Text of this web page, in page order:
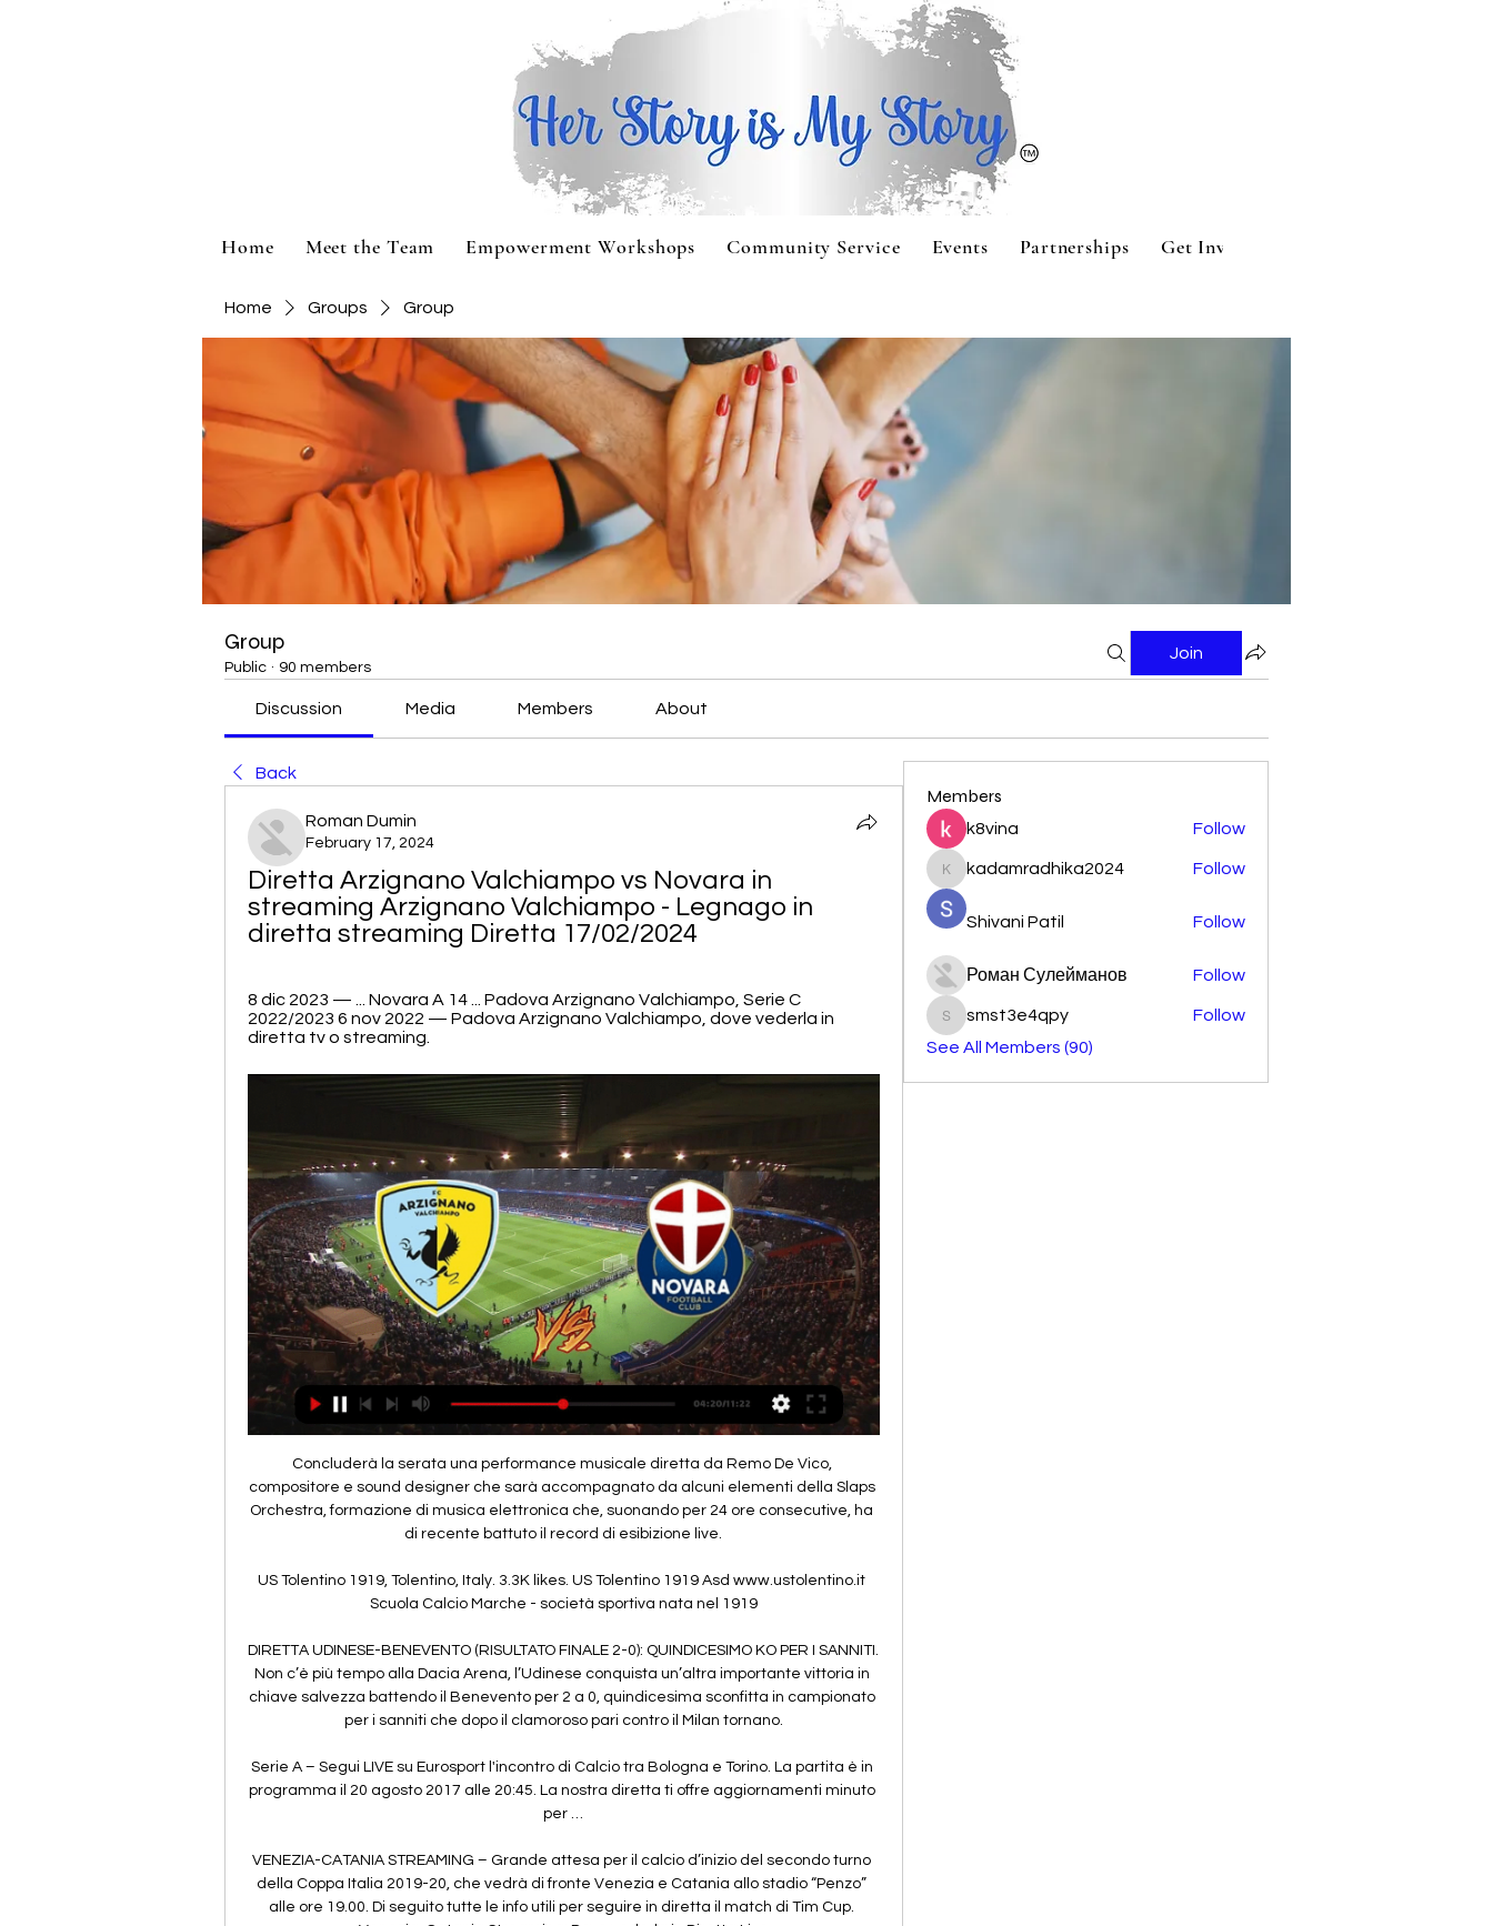
Home Meet the Team Empowerment Workshops Community Service Events Partnerships Get Involved
Home Groups Group
Group
Public · 90 members
Join
Discussion Media Members About
Back
Roman Dumin
February 17, 2024
Diretta Arzignano Valchiampo vs Novara in
streaming Arzignano Valchiampo - Legnago in
diretta streaming Diretta 17/02/2024
8 dic 2023 — ... Novara A 14 ... Padova Arzignano Valchiampo, Serie C
2022/2023 6 nov 2022 — Padova Arzignano Valchiampo, dove vederla in
diretta tv o streaming.
Concluderà la serata una performance musicale diretta da Remo De Vico, compositore e sound designer che sarà accompagnato da alcuni elementi della Slaps Orchestra, formazione di musica elettronica che, suonando per 24 ore consecutive, ha di recente battuto il record di esibizione live.

US Tolentino 1919, Tolentino, Italy. 3.3K likes. US Tolentino 1919 Asd www.ustolentino.it Scuola Calcio Marche - società sportiva nata nel 1919

DIRETTA UDINESE-BENEVENTO (RISULTATO FINALE 2-0): QUINDICESIMO KO PER I SANNITI. Non c’è più tempo alla Dacia Arena, l’Udinese conquista un’altra importante vittoria in chiave salvezza battendo il Benevento per 2 a 0, quindicesima sconfitta in campionato per i sanniti che dopo il clamoroso pari contro il Milan tornano.

Serie A – Segui LIVE su Eurosport l'incontro di Calcio tra Bologna e Torino. La partita è in programma il 20 agosto 2017 alle 20:45. La nostra diretta ti offre aggiornamenti minuto per …

VENEZIA-CATANIA STREAMING – Grande attesa per il calcio d’inizio del secondo turno della Coppa Italia 2019-20, che vedrà di fronte Venezia e Catania allo stadio “Penzo” alle ore 19.00. Di seguito tutte le info utili per seguire in diretta il match di Tim Cup. Venezia-Catania Streaming: Dove vederla in Diretta Live

Agriturismo Lazio: 166 offerte nei migliori agriturismi in Lazio. Migliaia di recensioni e foto per la tua vacanza. Prenota e risparmia con Agriturismi.it

L'imposizione reale è uno degli strumenti attraverso i quali i detentori della libertas comunale contrastano, ο tentano di contrastare, il potere feudale.. né di quelli risiedenti nell'area murata né di quelli stanziati nei borghi.. L'IMPOSIZIONE DIRETTA NEI COMUNI DELL'ITALIA CENTRALE.

LIVE Empoli-Sassuolo: le formazioni ufficiali. I due tecnici hanno diramato le formazioni ufficiali di Sassuolo-Empoli. De Zerbi si affida ancora alla coppia Peluso-Magnani in difesa, mentre in attacco inediti i due esterni: Brignola e Boga. Va dunque in panchina Berardi. Si rivede invece Duncan, che ha saltato la Juventus per squalifica.

Archos 35 Titanium. Sito dove troverete tutti i tipi di Smartphone, smartwatch, tablet, pc ultimo modello e molto altro. RICERCA GOOGLE : Archos 35 Titanium. Smartphone con il sistema operativo Android, porta dual SIM, il processore dual core, schermo da 3,5 pollici, …

Diretta Gol Serie A live streaming, ecco come vederla. Diretta Gol, verrà trasmessa in diretta sul canale 251 della piattaforma Sky. Sarà dunque possibile seguire tutte le azioni di 5 delle 6 partite delle ore 15.00 (ad eccezione di Udinese-Frosinone che verrà proposta da DAZN), e delle 2 partite delle 18.00.

Arzignano Valchiampo vs Novara Calcio diretta online 17 tra 1 giorno — Guarda la trasmissione in diretta online della partita Arzignano Valchiampo vs Novara Calcio 17 febbraio 2024 15:15 gratis su Scores24.live!

LR Vicenza vs Lecco | Serie C LR Vicenza vs Lecco | Serie C ; FC Arzignano Valchiampo logo FC Arzignano Valchiampo. 53. 38131411 ; Novara logo Novara. 52. 3815716 ; Novara logo Novara. 52. 3815 ...

Supercoppa, ritorno al futuro: Tre Penne-Tre Fiori vale il trofeo. Supercoppa 2019 | Tre Penne-Tre Fiori (sabato 14 settembre 2019 | Acquaviva, ore 20:30) DIRETTA FACEBOOK sull’account ufficiale della Federcalcio di San Marino. Da qualche tempo il confronto tra Tre Penne e Tre Fiori non metteva in palio trofei, nonostante diversi interpreti.

L’Italia non ha raggiunto le semifinali, sconfitta dalla Lituania dopo un overtime, ma oggi continua la sua avventura ad Eurobasket 2015, in Italia-Repubblica Ceca ci si gioca l’accesso al torneo pre-olimpico per Rio 2016. orario d’inizio alle 18:30, diretta tv streaming Sky.

LIVE Hvidovre vs F. Amager La diretta streaming di Hvidovre vs F. Amager non è ancora disponibile ma verrà inserita qui sotto nel momento in cui sarà pubblicata sul web. N.B. Se hai problemi di visualizzazione clicca qui Intanto qui sotto puoi trovare il live match di Hvidovre vs F. Amager. Ti ricordiamo che la partita avrà inizio alle ore.

II Settore Squadre Nazionali 3x3, in occasione del raduno che si svolgerà a Debrecen (Ungheria) dal 28 agosto al 30 agosto 2018, e della partecipazione ai Tornei maschile e femminile della FIBA 3x3 Europe Cup

Al momento dell'acquisizione, il club era primo in vetta al girone B di Serie C, poi sono arrivati i pareggi per 1-1 con Sambenedettese e Triestina e i ko con Ravenna, Vicenza e Teramo, tre sconfitte in cui la formazione brianzola non ha realizzato neanche un gol.

La Roma sfida lo Shakhtar Donetsk al Metalist Stadium di Charkiv nella gara d'andata degli ottavi di finale di Champions League. Di Francesco recupera Florenzi, regolarmente in campo dal 1' sulla fascia destra, e conferma Ünder sulla trequarti insieme a Nainggolan e Perotti.

Gladiator, arriva la Serie D e un colpo in attacco. Fasano, ecco organigramma e prezzi campagna abbonamenti.. Bitonto, Taurino: 'Giochi apertissimi per la promozione, noi abbiamo un sogno. La gara di Coppa Italia di D in diretta di Studio 100 Tv.

Torino-Pescara si sfidano domenica 12 febbraio alle ore 15.00 per la 24ª giornata (quinta del girone di ritorno) del campionato di Serie A 2016-2017. La partita in programma allo Stadio Olimpico Grande Torino sarà trasmessa in diretta streaming su pc, smartphone e tablet dalle applicazioni di Sky

Novara vs LR Vicenza | Serie C 29. 23788. 2330-7. FC Arzignano Valchiampo logo FC Arzignano Valchiampo. 29. 24789. 1823-5. Trento logo Trento. 27. 237610. 2125-4. Pergolettese logo ...

Qual è la differenza tra Olanda e Paesi Bassi? I Paesi Bassi comprendono le 12 province, ma molte persone usano anche il termine Olanda facendo riferimento ai Paesi Bassi. Le due province Olanda Settentrionale e Olanda Meridionale formano insieme l'Olanda. Tutte e …

FC Arzignano Valchiampo vs Novara: Risultato in Diretta Streaming FC Arzignano Valchiampo vs Novara. FC Arzignano Valchiampo vs Novara | Serie C. Classifica. Mantova logo. Mantova 50 punti. Calcio Padova logo. Calcio Padova 43 ...

Diretta Fiorenzuola Arzignano Valchiampo in tv 8 dicembre 8 dic 2023 — Novara A 14 Padova Arzignano Valchiampo, Serie C 2022/2023 6 nov 2022 — Padova Arzignano Valchiampo, dove vederla in diretta tv o streaming.

Santos de Guapiles - Limon FC: Liga FPD 2019. Quote di chiusura under/over dei bookmaker, tabellino con il risultato finale, statistiche, precedenti e prossime partite.

Pronostici sulle scommesse di calcio dei campionati italiani ed esteri del giorno 25 agosto 2019 , pronostici dei principali e minori campionati aggiornati tutti i giorni redatti e verificati da webPronostici.com

Dove vedere in TV e streaming Juventus-Sampdoria. La gara sarà trasmessa in diretta sulla piattaforma satellitare Sky e sulla piattaforma Mediaset Premium. Sarà inoltre possibile seguire il match in streaming su laptop, smartphone o tablet, tramite SkyGo per gli abbonati Sky e …

Un anno dopo esce l’album La Via dei Misteri firmato da M. Fabrizio e G. Morra, prodotto dallo stesso Fabrizio, partecipa a Sanremo con il brano Destino. Sempre nello stesso anno è ospite di Umbria Jazz a Perugia, dove ottiene il suo primo riconoscimento come jazz singer. Nel 1989 di nuovo a Sanremo con A che servono gli Dei.

Arzignano Valchiampo - - Novara risultati in diretta Arzignano Valchiampo affronterà Novara il 17 feb 2024 alle 15:15 UTC . La partita è di Serie C, Girone A. Arzignano Valchiampo ha giocato contro Novara 1 ...

Imperia. Ecco le rose delle squadre dei campionati di serie A Banca d’Alba-Moscone, B e Serie C1 2019. Serie A Banca D’Albe-Moscone TEALDO SCOTTA ALTA LANGA: Davide Dutto, Alessandro Re, Davide Iberto, Daniele Panuello, Mattia Dalocchio.

giuseppe 27/09/1988 25,25 46 siepe 07/05/1968 47 punturo michele 17/06/1956 24,83 48 aiello concetta 04/08/1971 24,73 49 cammarata cinzia 28/11/1965 pe 24,6 50 …

Isernia-Teramo Calcio 1913 0-2 Arcamone, Masini Jesina-Recanatese 1-1. nonostante il Real Rimini non abbia mai impensierito la retroguardia BiancoRossa salvo un salvataggio sulla linea a causa di un errata uscita di Farò che anzichè cacciare la palla dall’area. che è stata la stagione del tracollo della Teramo Calcio e la sua.

Partita Novara-Arzignano Valchiampo in diretta 13 ottobre 20 12 ott 2023 — Partita Novara-Arzignano Valchiampo in diretta 13 ottobre 2023. Formazioni, risultato, tabellino, cronaca in tempo reale, gol e highlights.

Statistiche Sasso Marconi - Lentigione in Serie D Grp. D. Confronto le quote e pronostici Sasso Marconi - Lentigione dei nostri tipster Calcio sul bettingexpert. Prova il nuovo bettingexpert Questo sito contiene contenuto commerciale. Questo sito contiene contenuto commerciale.

Morelli Spa è un'azienda di Empoli, in provincia di Firenze, che opera da anni con successo, nel commercio di componenti per impianti di refrigerazione e condizionamento aria. Si avvale di personale esperto e professionale, in grado di garantire una gamma di servizi a 360° e l’utilizzo esclusivo delle migliori marche del settore.

Roma nord cantiere a cielo aperto. Tempo di manutenzione straordinaria per strade e arterie del Municipio XV con cantieri che coinvolgeranno diverse zone del quadrante: da Grottarossa a Cesano, Tor di Quinto e via Flaminia. Fino al 20 settembre, …

A.s.d. Libertas Ceresetto Via Cividina 222 33035 Martignacco Telefono: 3381289785. EMail: libertasceresetto@. Piazza Tre Martiri. Ha portato il mazzo di fiori del successo di domenica nel Gran Premio Ezio Del Rosso a Montecatini Terme sulla tomba di Giovanni Iannelli.

Ravenna Gubbio risultati in diretta (e live video streaming online*) in tempo reale, inizia il 24.11.2019. alle 16:30 UTC fuso orario Serie C, Girone B - Italy. Qui su SofaScore risultati in diretta è possibile trovare tutti i risultati precedenti di Ravenna contro Gubbio visualizzabili in base ai confronti testa-testa.

POZZI, Moana (Moana Rosa). – Nacque a Pra’ Palmaro, un quartiere del Ponente genovese, il 27 aprile 1961, primogenita di Alfredo, ricercatore nucleare, e di Giovannina Alloisio. Ebbe
Members
k8vina Follow
kadamradhika2024
kadamradhika2024 Follow
Shivani Patil Follow
Роман Сулейманов Follow
smst3e4qpy
smst3e4qpy
Follow
See All Members (90)